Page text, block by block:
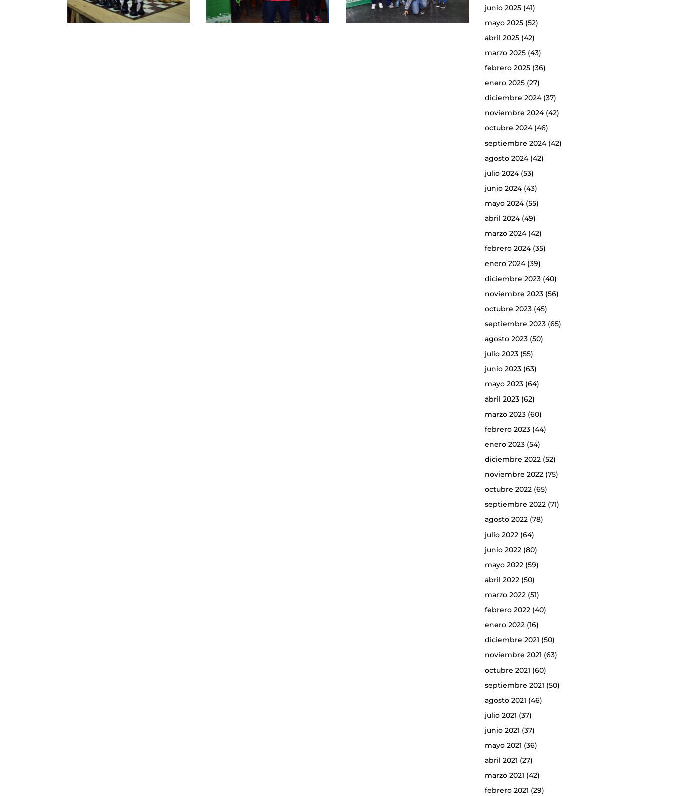
junio 2025(41)
mayo 2025(52)
abril 2025(42)
marzo 2025(43)
febrero 2025(36)
enero 2025(27)
diciembre 2024(37)
noviembre 2024(42)
octubre 2024(46)
septiembre 2024(42)
agosto 2024(42)
julio 2024(53)
junio 2024(43)
mayo 2024(55)
abril 2024(49)
marzo 2024(42)
febrero 2024(35)
enero 2024(39)
diciembre 2023(40)
noviembre 2023(56)
octubre 2023(45)
septiembre 2023(65)
agosto 2023(50)
julio 2023(55)
junio 2023(63)
mayo 2023(64)
abril 2023(62)
marzo 2023(60)
febrero 2023(44)
enero 2023(54)
diciembre 2022(52)
noviembre 2022(75)
octubre 2022(65)
septiembre 2022(71)
agosto 2022(78)
julio 2022(64)
junio 2022(80)
mayo 2022(59)
abril 2022(50)
marzo 2022(51)
febrero 2022(40)
enero 2022(16)
diciembre 2021 (50)
noviembre 2021 (63)
octubre 2021 (60)
septiembre 2021 (50)
agosto 2021 (46)
julio 2021 (37)
junio 2021 (37)
mayo 2021 (36)
abril 2021 (27)
marzo 2021 (42)
febrero 2021 (29)